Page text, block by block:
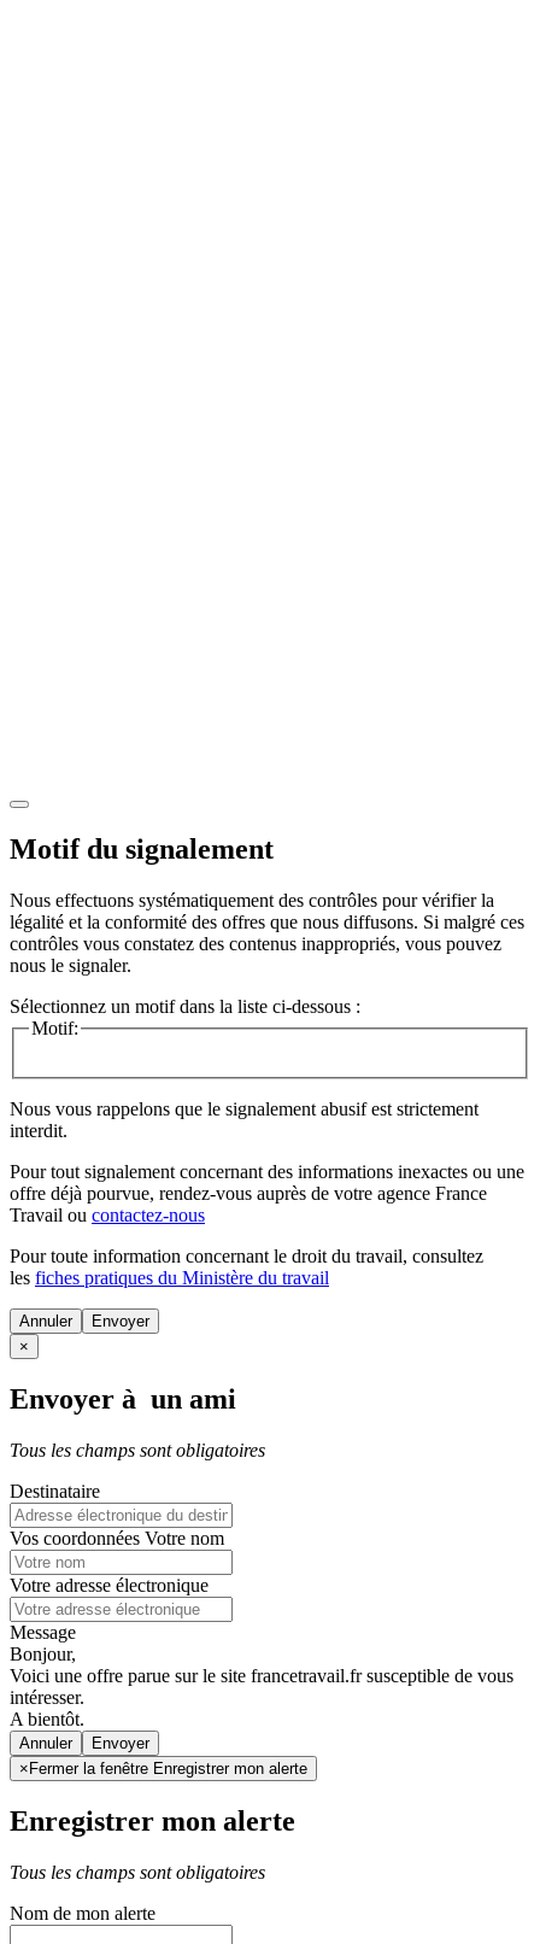
Motif du signalement
Nous effectuons systématiquement des contrôles pour vérifier la
légalité et la conformité des offres que nous diffusons. Si malgré ces
contrôles vous constatez des contenus inappropriés, vous pouvez
nous le signaler.
Sélectionnez un motif dans la liste ci-dessous :
Motif:
Nous vous rappelons que le signalement abusif est strictement
interdit.
Pour tout signalement concernant des informations inexactes ou une
offre déjà pourvue, rendez-vous auprès de votre agence France
Travail ou contactez-nous
Pour toute information concernant le droit du travail, consultez
les fiches pratiques du Ministère du travail
Annuler
×
Envoyer à un ami
Tous les champs sont obligatoires
Destinataire
Vos coordonnées Votre nom
Votre adresse électronique
Message
Bonjour,
Voici une offre parue sur le site francetravail.fr susceptible de vous
intéresser.
A bientôt.
Annuler
× Fermer la fenêtre Enregistrer mon alerte
Enregistrer mon alerte
Tous les champs sont obligatoires
Nom de mon alerte